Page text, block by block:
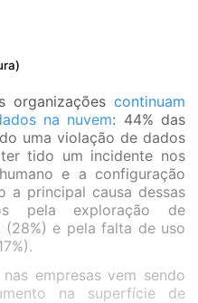
organizações continuam
na nuvem: 44% das
uma violação de dados
tido um incidente nos
e a configuração
a principal causa dessas
pela exploração de
(28%) e pela falta de uso
empresas vem sendo
na superfície de